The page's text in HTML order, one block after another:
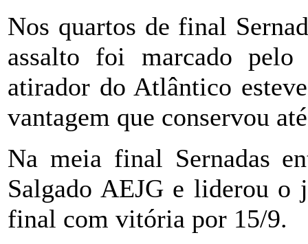
Nos quartos de final
assalto foi marcado
atirador do Atlântico
vantagem que conservou
Na meia final Sernadas
Salgado AEJG e liderou
final com vitória por 15/9.